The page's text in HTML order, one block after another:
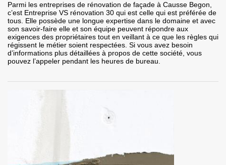
Parmi les entreprises de rénovation de façade à Causse Begon,
c’est Entreprise VS rénovation 30 qui est celle qui est préférée de
tous. Elle possède une longue expertise dans le domaine et avec
son savoir-faire elle et son équipe peuvent répondre aux
exigences des propriétaires tout en veillant à ce que les règles qui
régissent le métier soient respectées. Si vous avez besoin
d’informations plus détaillées à propos de cette société, vous
pouvez l’appeler pendant les heures de bureau.